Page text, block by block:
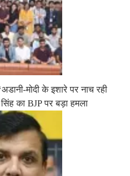
मोदी के इशारे पर नाच रही
का BJP पर बड़ा हमला